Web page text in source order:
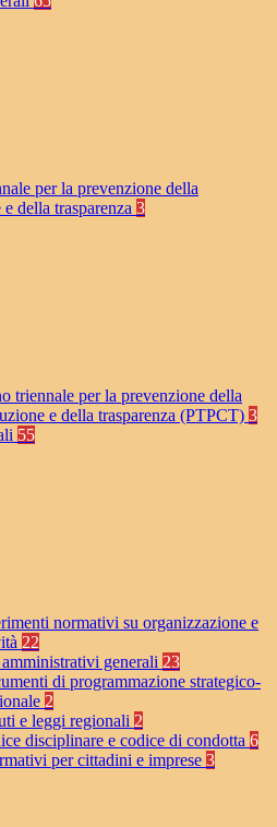
per la prevenzione della
della trasparenza 3
triennale per la prevenzione della
e della trasparenza (PTPCT) 3
55
normativi su organizzazione e
22
generali 23
di programmazione strategico-
2
e leggi regionali 2
disciplinare e codice di condotta 6
per cittadini e imprese 3